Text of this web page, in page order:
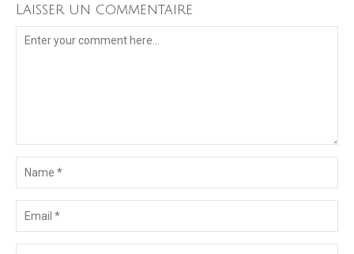
Laisser un commentaire